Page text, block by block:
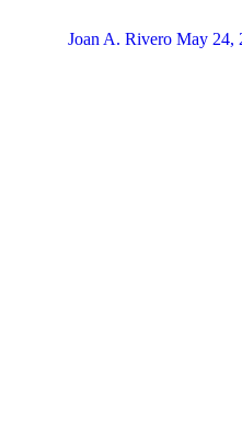
Joan A. Rivero May 24,